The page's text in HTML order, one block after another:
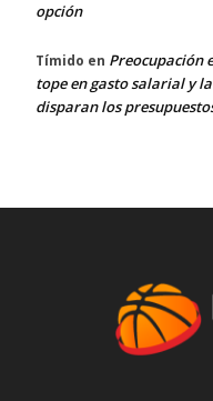
opción
Tímido en Preocupación
tope en gasto salarial y
disparan los